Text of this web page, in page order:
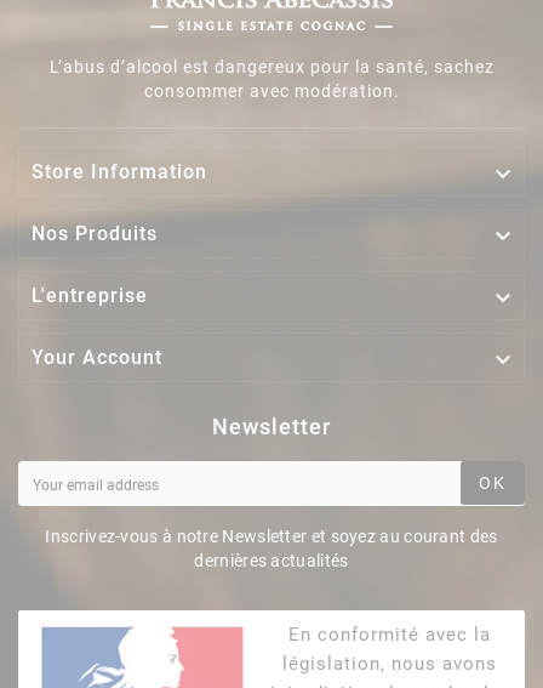
L’abus d’alcool est dangereux pour la santé, sachez
consommer avec modération.
Store Information 
Nos Produits 
L'entreprise 
Your Account 
Newsletter
OK
Inscrivez-vous à notre Newsletter et soyez au courant des
dernières actualités
En conformité avec la
législation, nous avons